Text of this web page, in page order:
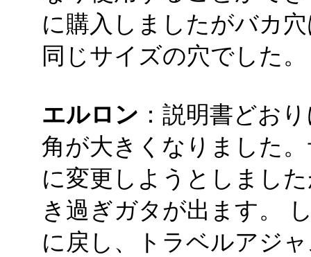
に購入しましたがバカ
同じサイズの穴でした。
エルロン ：説明書どお
角が大きくなりました
に変更しようとしまし
き過ぎガタが出ます。
に戻し、トラベルアジ